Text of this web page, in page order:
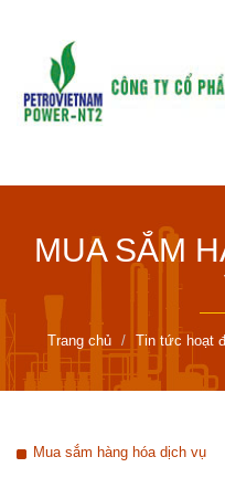
MUA SẮM
Trang chủ Tin tức hoạt
Mua sắm hàng hóa dịch vụ